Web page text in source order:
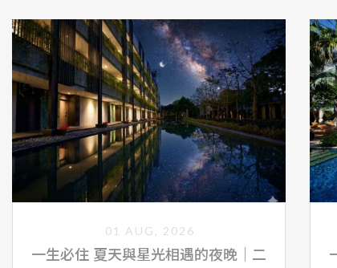
一生必住 夏天與星光相遇的夜晚｜二
01 AUG, 2026